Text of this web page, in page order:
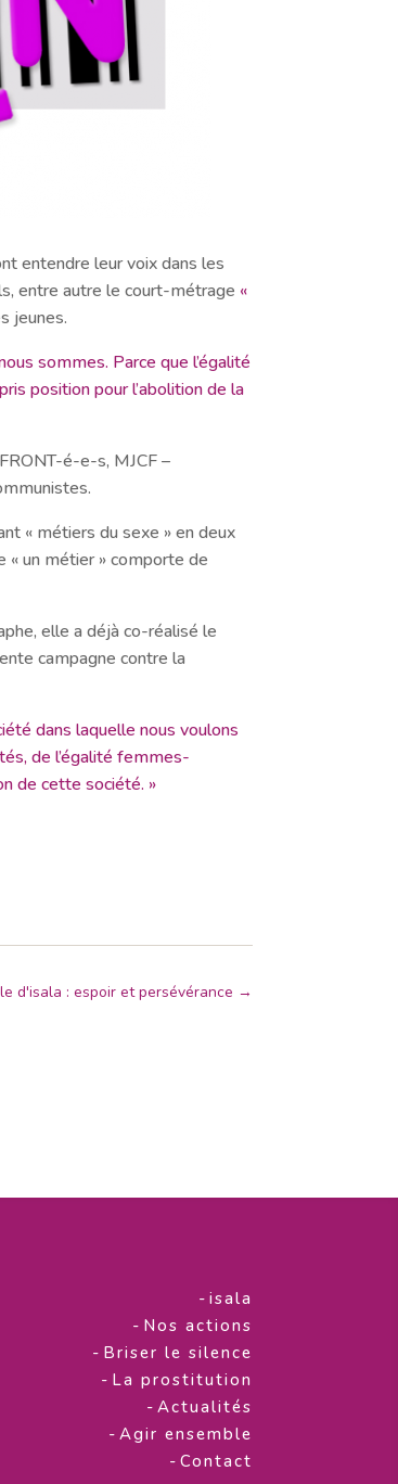
entendre leur voix dans les
entre autre le court-métrage «
jeunes.
sommes. Parce que l’égalité
position pour l’abolition de la
é-e-s, MJCF –
« métiers du sexe » en deux
un métier » comporte de
elle a déjà co-réalisé le
campagne contre la
dans laquelle nous voulons
de l’égalité femmes-
de cette société. »
d'isala : espoir et persévérance →
- isala
- Nos actions
- Briser le silence
- La prostitution
- Actualités
- Agir ensemble
- Contact